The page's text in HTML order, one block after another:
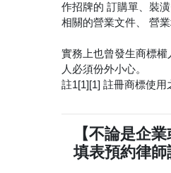
作招牌的 訂購單、裝
相關的營業文件、 營
實務上也曾發生商標
人必須份外小心。
註1[1][1] 註冊商標使
【不論是企
填表預約律師